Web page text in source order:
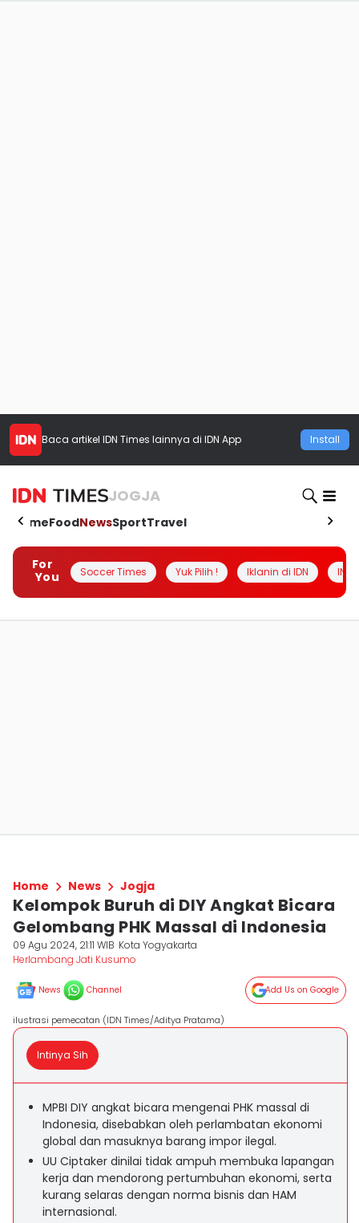
Baca artikel IDN Times lainnya di IDN App Install
JOGJA
HomeFoodNewsSportTravel
For
You
Soccer Times Yuk Pilih ! Iklanin di IDN
Home News Jogja
Kelompok Buruh di DIY Angkat Bicara
Gelombang PHK Massal di Indonesia
09 Agu 2024, 21:11 WIB Kota Yogyakarta
Herlambang Jati Kusumo
News Channel Add Us on Google
ilustrasi pemecatan (IDN Times/Aditya Pratama)
Intinya Sih
MPBI DIY angkat bicara mengenai PHK massal di
Indonesia, disebabkan oleh perlambatan ekonomi
global dan masuknya barang impor ilegal.
UU Ciptaker dinilai tidak ampuh membuka lapangan
kerja dan mendorong pertumbuhan ekonomi, serta
kurang selaras dengan norma bisnis dan HAM
internasional.